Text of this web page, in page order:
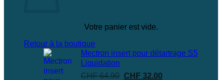
Votre panier est vide.
Retour à la boutique
Mectron insert pour détartrage S5
Liquidation
CHF64.90 Le
CHF 32.00Le